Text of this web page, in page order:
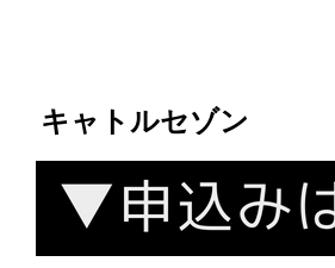
キャトルセゾン